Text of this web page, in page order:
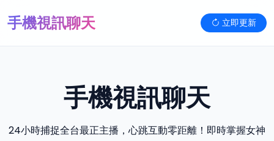
手機視訊聊天 立即更新
手機視訊聊天
24小時捕捉全台最正主播，心跳互動零距離！即時掌握女神